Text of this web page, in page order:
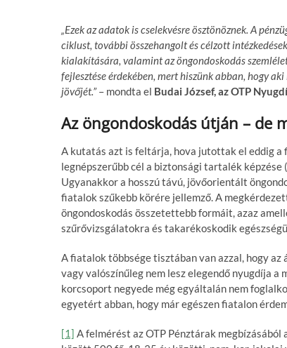
„Ezek az adatok is cselekvésre ösztönöznek. A
ciklust, további összehangolt és célzott
kialakítására, valamint az öngondoskodás
fejlesztése érdekében, mert hiszünk abban, hogy
jövőjét.”– mondta el Budai József, az OTP
Az öngondoskodás útján – de
A kutatás azt is feltárja, hova jutottak el eddig a
legnépszerűbb cél a biztonsági tartalék
Ugyanakkor a hosszú távú, jövőorientált
fiatalok szűkebb körére jellemző. A
öngondoskodás összetettebb formáit, azaz
szűrővizsgálatokra és takarékoskodik
A fiatalok többsége tisztában van azzal, hogy
vagy valószínűleg nem lesz elegendő nyugdíja
korcsoport negyede még egyáltalán nem
egyetért abban, hogy már egészen fiatalon
[1] A felmérést az OTP Pénztárak